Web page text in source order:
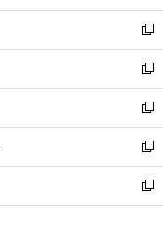
開
く
ウ
で
開
く
ン
ド
ウ
で
開
く
ウ
ィ
ン
ド
ウ
で
開
く
新
し
い
ウ
ィ
ン
ド
ウ
で
開
新
し
い
ウ
ィ
ン
ド
ウ
新
し
い
ウ
ィ
ン
新
し
い
ウ
新
し